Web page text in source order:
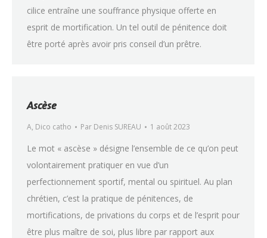
cilice entraîne une souffrance physique offerte en
esprit de mortification. Un tel outil de pénitence doit
être porté après avoir pris conseil d’un prêtre.
Ascèse
A, Dico catho Par Denis SUREAU 1 août 2023
Le mot « ascèse » désigne l’ensemble de ce qu’on peut
volontairement pratiquer en vue d’un
perfectionnement sportif, mental ou spirituel. Au plan
chrétien, c’est la pratique de pénitences, de
mortifications, de privations du corps et de l’esprit pour
être plus maître de soi, plus libre par rapport aux